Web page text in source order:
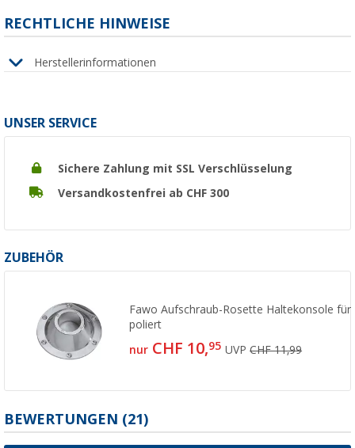
RECHTLICHE HINWEISE
Herstellerinformationen
UNSER SERVICE
Sichere Zahlung mit SSL Verschlüsselung
Versandkostenfrei ab CHF 300
ZUBEHÖR
Fawo Aufschraub-Rosette Haltekonsole für
poliert
nur CHF 10,95 UVPCHF 11,99
BEWERTUNGEN (21)